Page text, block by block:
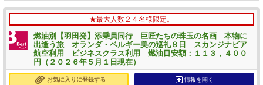
★最大人数２４名様限定。
燃油別【羽田発】添乗員同行 巨匠たちの珠玉の名画 本物に
出逢う旅 オランダ・ベルギー美の巡礼８日 スカンジナビア
航空利用 ビジネスクラス利用 燃油目安額：１１３，４００
円（２０２６年５月１日現在）
お気に入りに登録する 情報を開く